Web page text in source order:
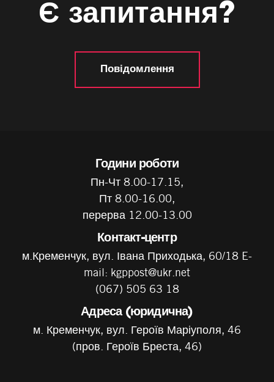
Є запитання?
Повідомлення
Години роботи
Пн-Чт 8.00-17.15,
Пт 8.00-16.00,
перерва 12.00-13.00
Контакт-центр
м.Кременчук, вул. Івана Приходька, 60/18 E-
mail: kgppost@ukr.net
(067) 505 63 18
Адреса (юридична)
м. Кременчук, вул. Героїв Маріуполя, 46
(пров. Героїв Бреста, 46)